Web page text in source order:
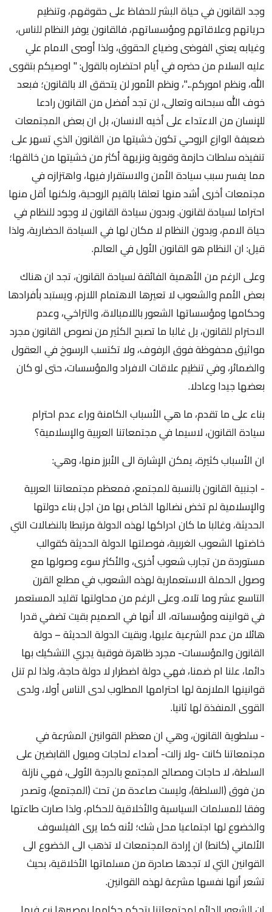
وجد القانون في حياة البشر للحفاظ على حقوقهم، وتنظيم
حرياتهم وعلاقاتهم ومؤسساتهم، فالقانون يوفر النظام للناس،
وغيابه يعني الفوضى وضياع الحقوق، ولذا أوصى الامام علي
عليه السلام من حضره في أيام احتضاره بالقول: " اوصيكم بتقوى
الله، ونظم اموركم..."، ونظم الأمور لن يتحقق الا بالقانون؛ فبعد
خوف الله سبحانه وتعالى، لن تجد أفضل من القانون رادعا
للإنسان من الاعتداء على أخيه الانسان، بل ان بعض المجتمعات
ضعيفة الوازع الروحي تكون خشيتها من القانون الذي تسهر على
تنفيذه سلطات حازمة وقوية ونزيهة أكثر من خشيتها من خالقها؛
مما يفسر سبب سيادة الأمن والاستقرار فيها، واهتزازه في
مجتمعات أخرى أشد منها تعلقا بالقيم الروحية، ولكنها أقل منها
احتراما لسيادة لقانون. وبدون سيادة القانون لا وجود للنظام في
حياة الامم، وبدون النظام لا مكان لها في السيادة الحضارية، ولذا
قيل: ان النظام هو القانون الأول في العالم.
وعلى الرغم من الأهمية الفائقة لسيادة القانون، تجد ان هناك
بعض الأمم والشعوب لا تعيرها الاهتمام اللازم، ويستبد بأفرادها
وحكامها ومؤسساتها الشعور باللامبالاة، والتراخي، وعدم
الاحترام للقانون، بل غالبا ما تصبح الكثير من نصوص القانون مجرد
مواثيق محفوظة فوق الرفوف، ولا تكتسب الرسوخ في العقول
والضمائر، وفي تنظيم علاقات الافراد والمؤسسات، حتى لو كان
بعضها جيدا وعادلا.
بناء على ما تقدم، ما هي الأسباب الكامنة وراء عدم احترام
سيادة القانون، لاسيما في مجتمعاتنا العربية والإسلامية؟
ان الأسباب كثيرة، يمكن الإشارة الى الأبرز منها، وهي:
- اجنبية القانون بالنسبة للمجتمع، فمعظم مجتمعاتنا العربية
والإسلامية لم تخض نضالها الخاص بها من اجل بناء دولتها
الحديثة، وغالبا ما كان ادراكها لهذه الدولة مرتبطا بالنضالات التي
خاضتها الشعوب الغربية، فوصلتها الدولة الحديثة كقوالب
مستوردة من تجارب شعوب أخرى، والأكثر سوء وصولها مع
وصول الحملة الاستعمارية لهذه الشعوب في مطلع القرن
التاسع عشر وما تلاه. وعلى الرغم من محاولتها تقليد المستعمر
في قوانينه ومؤسساته، الا أنها في الصميم بقيت تضفي قدرا
هائلا من عدم الشرعية عليها، وبقيت الدولة الحديثة – دولة
القانون والمؤسسات- مجرد ظاهرة فوقية يجري التشكيك بها
دائما، علنا ام ضمنا، فهي دولة اضطرار لا دولة حاجة، ولذا لم تنل
قوانينها الملازمة لها احترامها المطلوب لدى الناس أولا، ولدى
القوى المنفذة لها ثانيا.
- سلطوية القانون، وهي ان معظم القوانين المشرعة في
مجتمعاتنا كانت -ولا زالت- أصداء لحاجات وميول القابضين على
السلطة، لا حاجات ومصالح المجتمع بالدرجة الأولى، فهي نازلة
من فوق (السلطة)، وليست صاعدة من تحت (المجتمع)، وتصدر
وفقا للمسلمات السياسية والأخلاقية للحكام، ولذا صارت طاعتها
والخضوع لها اجتماعيا محل شك؛ لأنه كما يرى الفيلسوف
الألماني (كانط) ان إرادة المجتمعات لا تذهب الى الخضوع الى
القوانين التي لا تجدها صادرة من مسلماتها الأخلاقية، بحيث
تشعر أنها نفسها مشرعة لهذه القوانين.